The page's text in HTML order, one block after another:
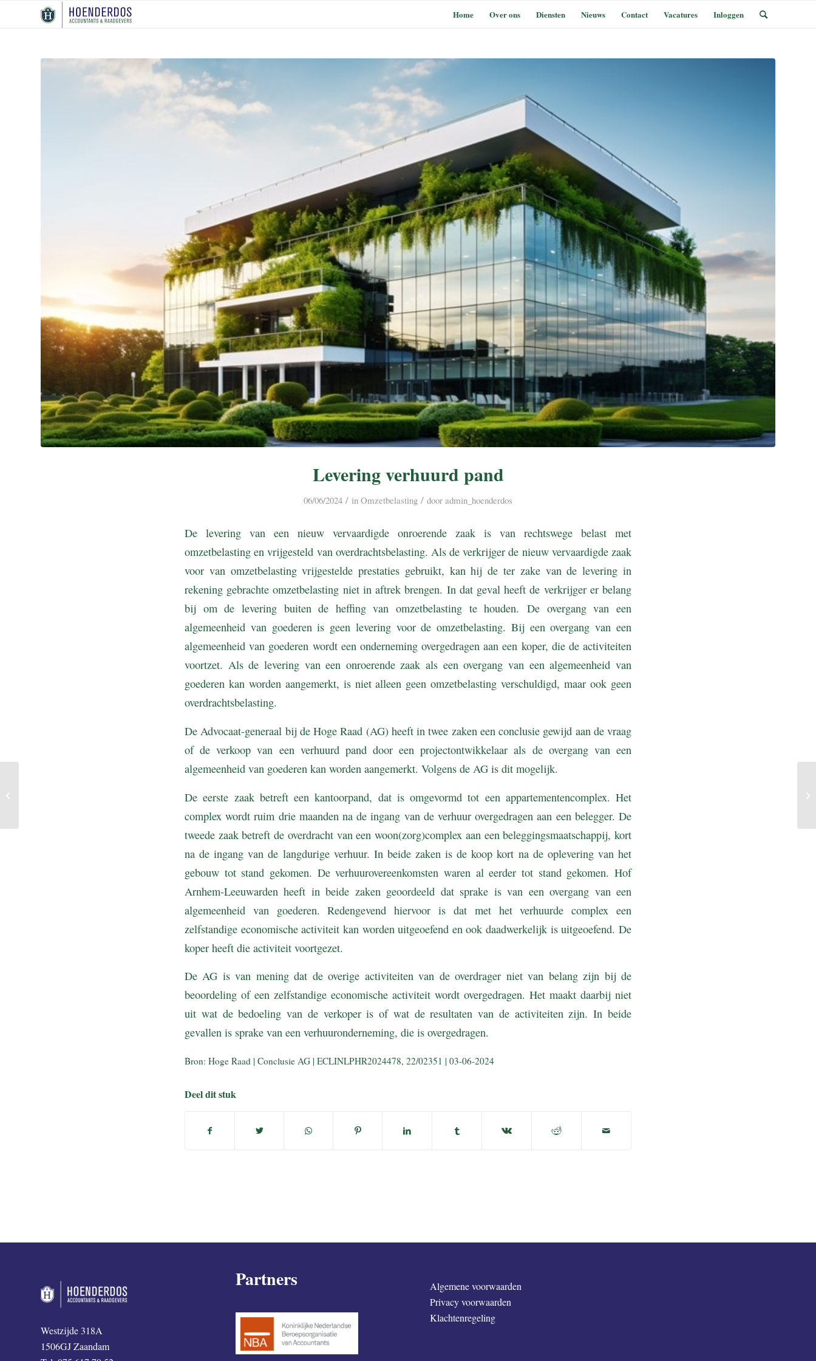
Home Over ons Diensten Nieuws Contact Vacatures Inloggen
Levering verhuurd pand
06/06/2024 / in Omzetbelasting / door admin_hoenderdos
De levering van een nieuw vervaardigde onroerende zaak is van rechtswege belast met
omzetbelasting en vrijgesteld van overdrachtsbelasting. Als de verkrijger de nieuw vervaardigde zaak
voor van omzetbelasting vrijgestelde prestaties gebruikt, kan hij de ter zake van de levering in
rekening gebrachte omzetbelasting niet in aftrek brengen. In dat geval heeft de verkrijger er belang
bij om de levering buiten de heffing van omzetbelasting te houden. De overgang van een
algemeenheid van goederen is geen levering voor de omzetbelasting. Bij een overgang van een
algemeenheid van goederen wordt een onderneming overgedragen aan een koper, die de activiteiten
voortzet. Als de levering van een onroerende zaak als een overgang van een algemeenheid van
goederen kan worden aangemerkt, is niet alleen geen omzetbelasting verschuldigd, maar ook geen
overdrachtsbelasting.
De Advocaat-generaal bij de Hoge Raad (AG) heeft in twee zaken een conclusie gewijd aan de vraag
of de verkoop van een verhuurd pand door een projectontwikkelaar als de overgang van een
algemeenheid van goederen kan worden aangemerkt. Volgens de AG is dit mogelijk.
De eerste zaak betreft een kantoorpand, dat is omgevormd tot een appartementencomplex. Het
complex wordt ruim drie maanden na de ingang van de verhuur overgedragen aan een belegger. De
tweede zaak betreft de overdracht van een woon(zorg)complex aan een beleggingsmaatschappij, kort
na de ingang van de langdurige verhuur. In beide zaken is de koop kort na de oplevering van het
gebouw tot stand gekomen. De verhuurovereenkomsten waren al eerder tot stand gekomen. Hof
Arnhem-Leeuwarden heeft in beide zaken geoordeeld dat sprake is van een overgang van een
algemeenheid van goederen. Redengevend hiervoor is dat met het verhuurde complex een
zelfstandige economische activiteit kan worden uitgeoefend en ook daadwerkelijk is uitgeoefend. De
koper heeft die activiteit voortgezet.
De AG is van mening dat de overige activiteiten van de overdrager niet van belang zijn bij de
beoordeling of een zelfstandige economische activiteit wordt overgedragen. Het maakt daarbij niet
uit wat de bedoeling van de verkoper is of wat de resultaten van de activiteiten zijn. In beide
gevallen is sprake van een verhuuronderneming, die is overgedragen.
Bron: Hoge Raad | Conclusie AG | ECLINLPHR2024478, 22/02351 | 03-06-2024
Deel dit stuk
Westzijde 318A
1506GJ Zaandam
Partners
Algemene voorwaarden
Privacy voorwaarden
Klachtenregeling